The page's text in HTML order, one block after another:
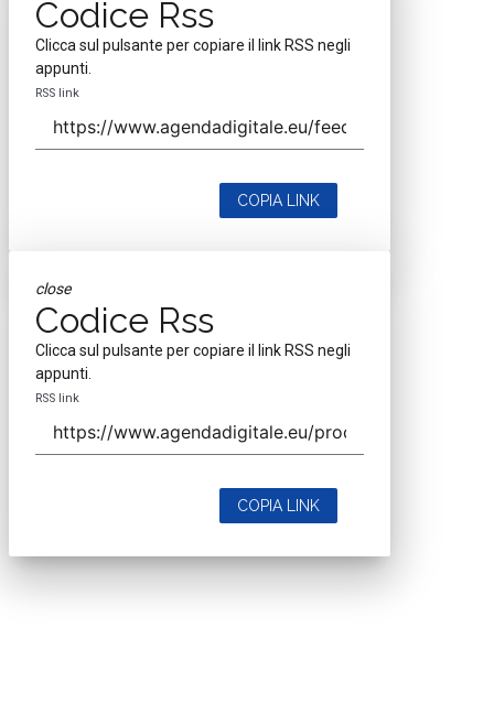
Codice Rss
Clicca sul pulsante per copiare il link RSS negli
appunti.
RSS link
COPIA LINK
close
Codice Rss
Clicca sul pulsante per copiare il link RSS negli
appunti.
RSS link
COPIA LINK